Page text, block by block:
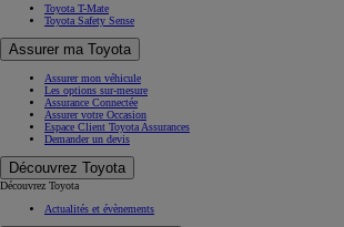
Toyota T-Mate
Toyota Safety Sense
Assurer ma Toyota
Assurer mon véhicule
Les options sur-mesure
Assurance Connectée
Assurer votre Occasion
Espace Client Toyota Assurances
Demander un devis
Découvrez Toyota
Découvrez Toyota
Actualités et évènements